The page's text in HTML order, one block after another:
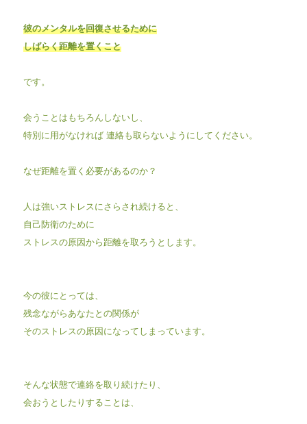
彼のメンタルを回復させるために
しばらく距離を置くこと
です。
会うことはもちろんしないし、
特別に用がなければ 連絡も取らないようにしてください。
なぜ距離を置く必要があるのか？
人は強いストレスにさらされ続けると、
自己防衛のために
ストレスの原因から距離を取ろうとします。
今の彼にとっては、
残念ながらあなたとの関係が
そのストレスの原因になってしまっています。
そんな状態で連絡を取り続けたり、
会おうとしたりすることは、